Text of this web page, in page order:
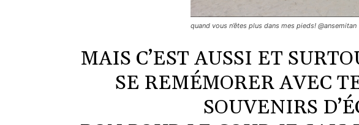
quand vous n’êtes plus dans mes pieds! @ansemitan
MAIS C’EST AUSSI ET
SE REMÉMORER AVEC
SOUVENIRS